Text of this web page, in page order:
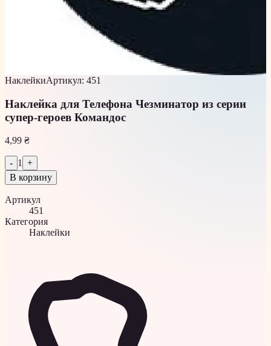
НаклейкиАртикул: 451
Наклейка для Телефона Чезминатор из серии
супер-героев Командос
4,99 ₴
- 1 +
В корзину
Артикул
451
Категория
Наклейки